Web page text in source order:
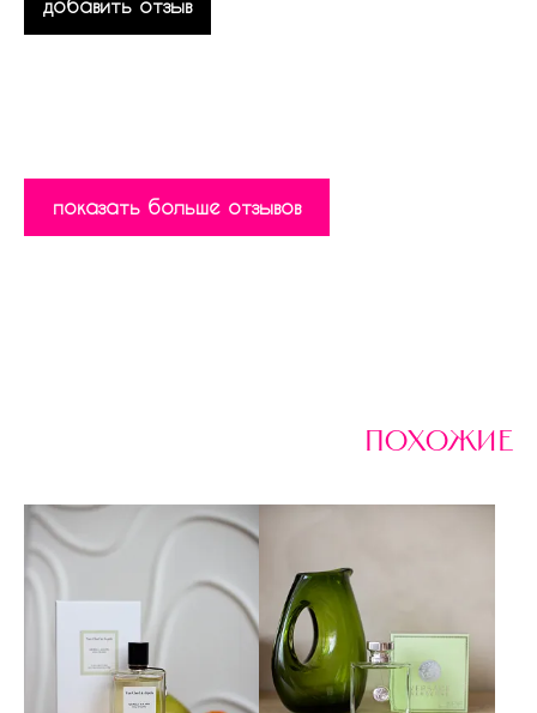
добавить отзыв
показать больше отзывов
похожие